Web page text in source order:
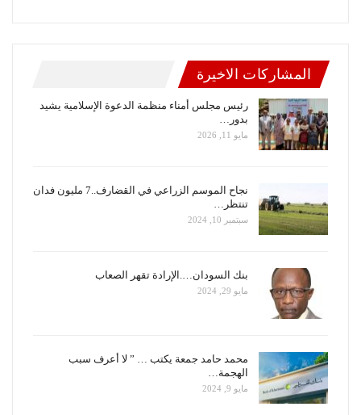
المشاركات الاخيرة
رئيس مجلس أمناء منظمة الدعوة الإسلامية يشيد
بدور…
مايو 11, 2026
نجاح الموسم الزراعي في القضارف..7 مليون فدان
تنتظر…
سبتمبر 10, 2024
بنك السودان….الإرادة تقهر الصعاب
مايو 29, 2024
محمد حامد جمعة يكتب … ” لا أعرف سبب
الهجمة…
مايو 9, 2024